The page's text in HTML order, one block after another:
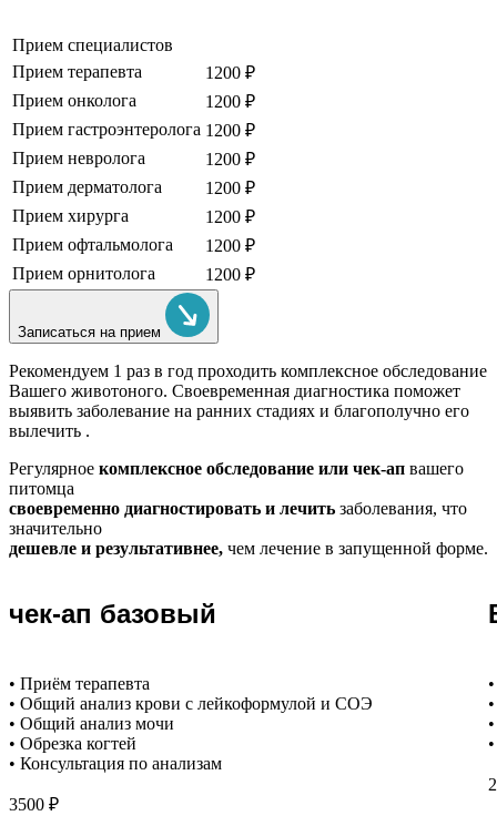
Прием специалистов
Прием терапевта
1200 ₽
Прием онколога
1200 ₽
Прием гастроэнтеролога 1200 ₽
Прием невролога
1200 ₽
Прием дерматолога
1200 ₽
Прием хирурга
1200 ₽
Прием офтальмолога
1200 ₽
Прием орнитолога
1200 ₽
Записаться на прием
Рекомендуем 1 раз в год проходить комплексное обследование
Вашего животоного. Своевременная диагностика поможет
выявить заболевание на ранних стадиях и благополучно его
вылечить .
Регулярное комплексное обследование или чек-ап вашего
питомца
своевременно диагностировать и лечить заболевания, что
значительно
дешевле и результативнее, чем лечение в запущенной форме.
чек-ап базовый
• Приём терапевта
• Общий анализ крови с лейкоформулой и СОЭ
• Общий анализ мочи
• Обрезка когтей
• Консультация по анализам
3500 ₽